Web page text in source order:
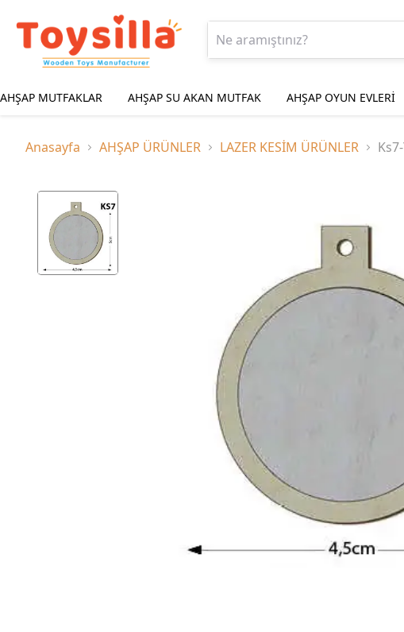
AHŞAP MUTFAKLAR AHŞAP SU AKAN MUTFAK AHŞAP OYUN EVLERİ
Anasayfa AHŞAP ÜRÜNLER LAZER KESİM ÜRÜNLER